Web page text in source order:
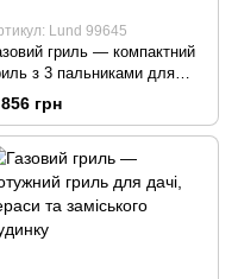
Lund 99645
гриль — компактний
з 3 пальниками для
тераси та саду
грн